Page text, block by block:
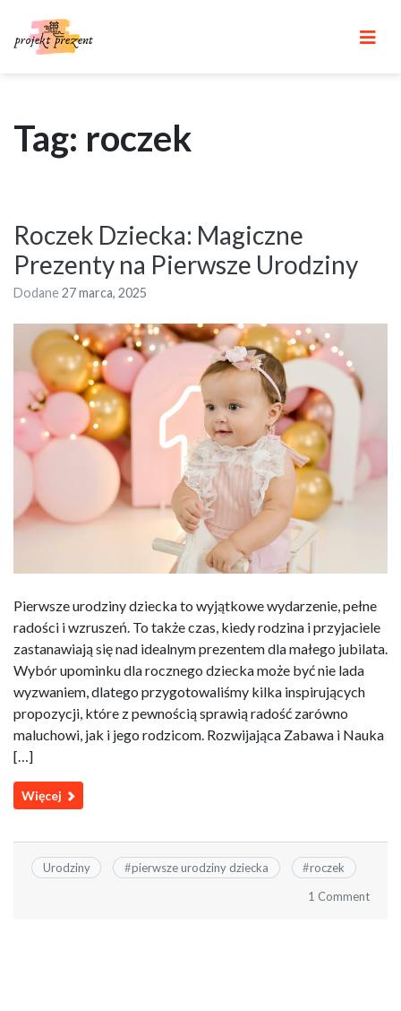
content
Tag: roczek
Roczek Dziecka: Magiczne
Prezenty na Pierwsze Urodziny
Dodane27 marca, 2025
Pierwsze urodziny dziecka to wyjątkowe wydarzenie, pełne
radości i wzruszeń. To także czas, kiedy rodzina i przyjaciele
zastanawiają się nad idealnym prezentem dla małego jubilata.
Wybór upominku dla rocznego dziecka może być nie lada
wyzwaniem, dlatego przygotowaliśmy kilka inspirujących
propozycji, które z pewnością sprawią radość zarówno
maluchowi, jak i jego rodzicom. Rozwijająca Zabawa i Nauka
[…]
Więcej
Urodziny #pierwsze urodziny dziecka #roczek
1 Comment